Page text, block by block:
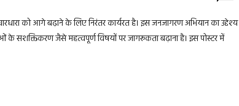
को आगे बढ़ाने के लिए निरंतर कार्यरत है। इस जनजागरण अभियान का उद्देश्य
के सशक्तिकरण जैसे महत्वपूर्ण विषयों पर जागरूकता बढ़ाना है। इस पोस्टर में